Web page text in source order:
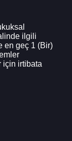
ilgili
en geç 1 (Bir)
için irtibata